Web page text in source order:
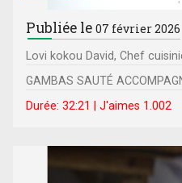
Publiée le07 février 2026
Lovi kokou David, Chef
GAMBAS SAUTÉ
Durée: 32:21 | J'aimes 1.002